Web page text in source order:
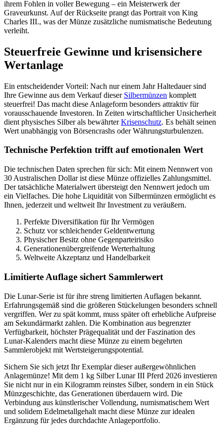
ihrem Fohlen in voller Bewegung – ein Meisterwerk der
Graveurkunst. Auf der Rückseite prangt das Portrait von King
Charles III., was der Münze zusätzliche numismatische Bedeutung
verleiht.
Steuerfreie Gewinne und krisensichere
Wertanlage
Ein entscheidender Vorteil: Nach nur einem Jahr Haltedauer sind
Ihre Gewinne aus dem Verkauf dieser Silbermünzen komplett
steuerfrei! Das macht diese Anlageform besonders attraktiv für
vorausschauende Investoren. In Zeiten wirtschaftlicher Unsicherheit
dient physisches Silber als bewährterKrisenschutz. Es behält seinen
Wert unabhängig von Börsencrashs oder Währungsturbulenzen.
Technische Perfektion trifft auf emotionalen Wert
Die technischen Daten sprechen für sich: Mit einem Nennwert von
30 Australischen Dollar ist diese Münze offizielles Zahlungsmittel.
Der tatsächliche Materialwert übersteigt den Nennwert jedoch um
ein Vielfaches. Die hohe Liquidität von Silbermünzen ermöglicht es
Ihnen, jederzeit und weltweit Ihr Investment zu veräußern.
Perfekte Diversifikation für Ihr Vermögen
Schutz vor schleichender Geldentwertung
Physischer Besitz ohne Gegenparteirisiko
Generationenübergreifende Werterhaltung
Weltweite Akzeptanz und Handelbarkeit
Limitierte Auflage sichert Sammlerwert
Die Lunar-Serie ist für ihre streng limitierten Auflagen bekannt.
Erfahrungsgemäß sind die größeren Stückelungen besonders schnell
vergriffen. Wer zu spät kommt, muss später oft erhebliche Aufpreise
am Sekundärmarkt zahlen. Die Kombination aus begrenzter
Verfügbarkeit, höchster Prägequalität und der Faszination des
Lunar-Kalenders macht diese Münze zu einem begehrten
Sammlerobjekt mit Wertsteigerungspotential.
Sichern Sie sich jetzt Ihr Exemplar dieser außergewöhnlichen
Anlagemünze! Mit dem 1 kg Silber Lunar III Pferd 2026 investieren
Sie nicht nur in ein Kilogramm reinstes Silber, sondern in ein Stück
Münzgeschichte, das Generationen überdauern wird. Die
Verbindung aus künstlerischer Vollendung, numismatischem Wert
und solidem Edelmetallgehalt macht diese Münze zur idealen
Ergänzung für jedes durchdachte Anlageportfolio.